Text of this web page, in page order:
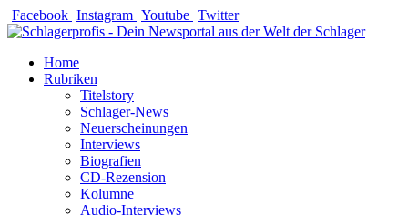
Zum
Inhalt
Facebook Instagram Youtube Twitter
Home
Rubriken
Titelstory
Schlager-News
Neuerscheinungen
Interviews
Biografien
CD-Rezension
Kolumne
Audio-Interviews